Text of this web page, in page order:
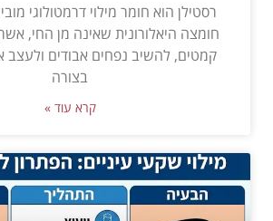
רסטילן הוא חומר מילוי דרמטולוגי
חומצה היאלורונית שאינה מן החי,
קמטים, להשיב נפחים אבודים ולעצב
בצורה
קרא עוד »